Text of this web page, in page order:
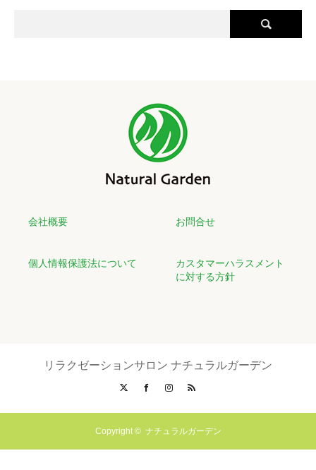
全身ボディケアでお疲れの箇所をしっかり＆ゆっくりもみほぐし、
もご用意しております。 是非、この機会にお
いつも忙しいお母さんへ★今だけ母の日特別コース
■期間：2025.5.1(木)～2025.5.11(日)
和歌山ミオ北館店では、母の日の限定コースとして
施します♪
【 部分ボディケア／部分アロマオイルトリートメント／フェイシャ
母の日限定のギフト券 もご用意しております。 是非、この機会にお
溜まったお疲れスッキリ！冬のバーゲンコース
■期間：2025.1.2(木)～1.31(金)
会社概要 お問合せ
個人情報保護法について
カスタマーハラスメント
に対する方針
リラクゼーションサロン ナチュラルガーデン
FacebookInstagram
Copyright © ナチュラルガーデン